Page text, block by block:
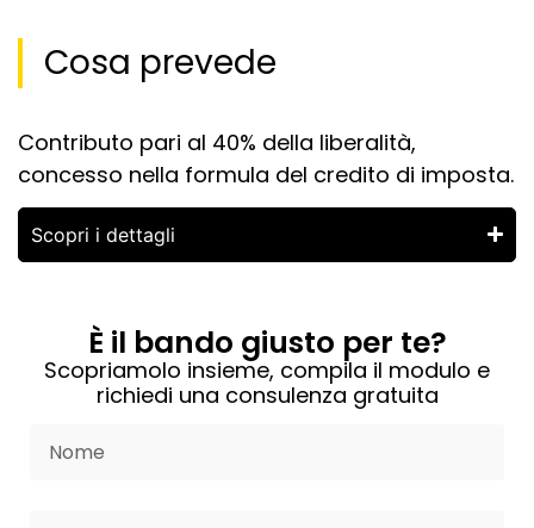
Cosa prevede
Contributo pari al 40% della liberalità,
concesso nella formula del credito di imposta.
Scopri i dettagli
È il bando giusto per te?
Scopriamolo insieme, compila il modulo e
richiedi una consulenza gratuita